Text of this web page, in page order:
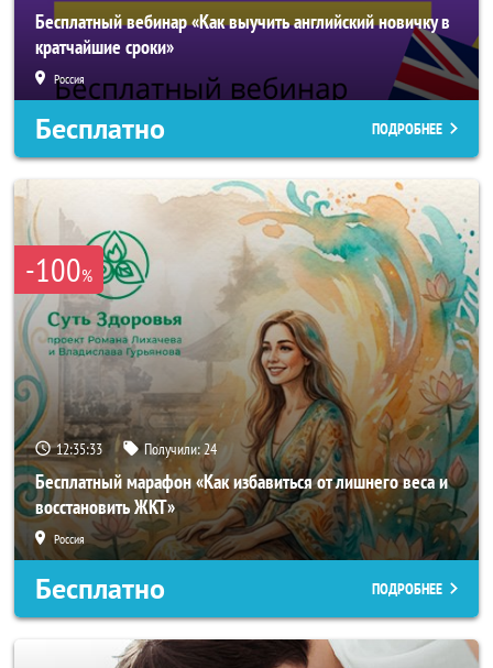
Бесплатный вебинар «Как выучить английский новичку в
кратчайшие сроки»
Россия
Бесплатно ПОДРОБНЕЕ
-100%
12:35:31 Получили:24
Бесплатный марафон «Как избавиться от лишнего веса и
восстановить ЖКТ»
Россия
Бесплатно ПОДРОБНЕЕ